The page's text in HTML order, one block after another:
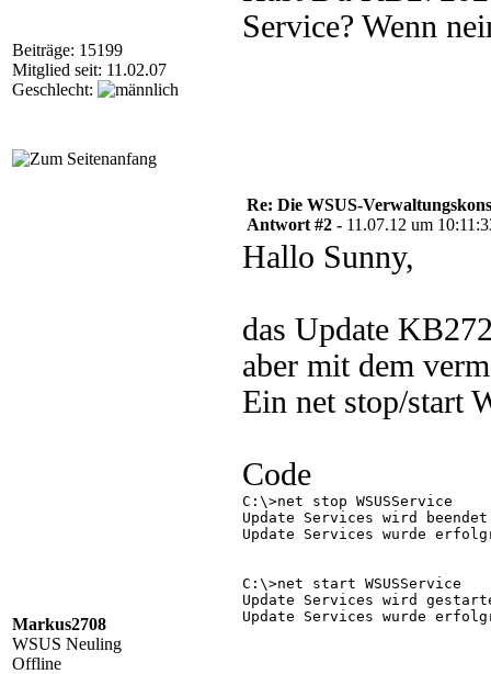
Beiträge: 15199
Mitglied seit: 11.02.07
Geschlecht:
Service? Wenn
Markus2708
WSUS Neuling
Offline
Re: Die WSUS-
Antwort #2 - 11.07.12 um
Hallo Sunny,
das Update
aber mit dem
Ein net stop/start
Code
C:\>net stop WSUSService
Update Services wird
Update Services wurde
C:\>net start WSUSService
Update Services wird
Update Services wurde